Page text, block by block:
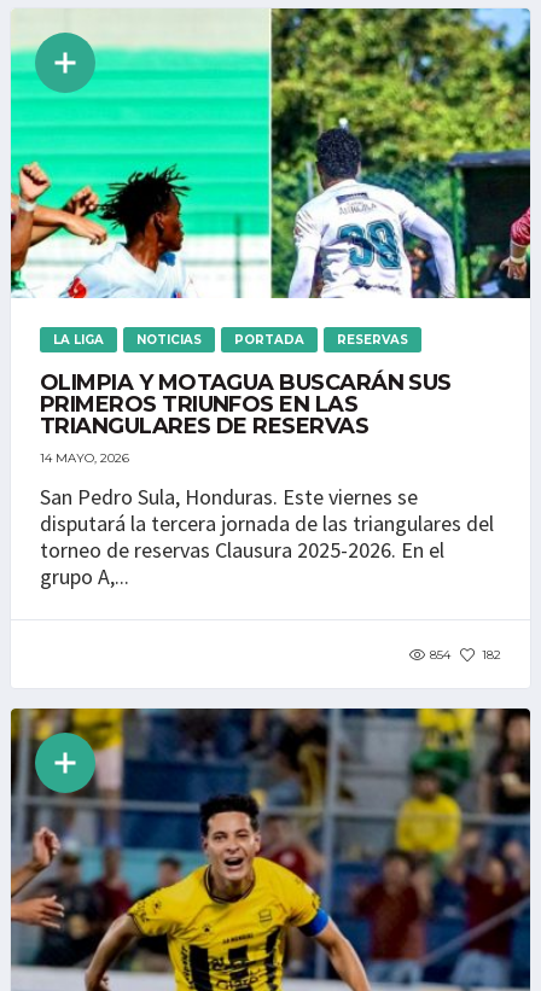
LA LIGA NOTICIAS PORTADA RESERVAS
OLIMPIA Y MOTAGUA BUSCARÁN SUS
PRIMEROS TRIUNFOS EN LAS
TRIANGULARES DE RESERVAS
14 MAYO, 2026
San Pedro Sula, Honduras. Este viernes se
disputará la tercera jornada de las triangulares del
torneo de reservas Clausura 2025-2026. En el
grupo A,...
854 182